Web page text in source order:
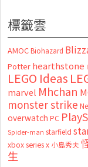
標籤雲
AMOC Biohazard
Potter hearthstone
LEGO Ideas
marvel Mhchan
monster strike
overwatch PC
Spider-man starfield
xbox series x 小島秀夫
生